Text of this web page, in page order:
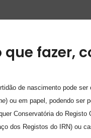
fazer,
de nascimento pode
) ou em papel, podendo ser
Conservatória do Registo
dos Registos do IRN) ou